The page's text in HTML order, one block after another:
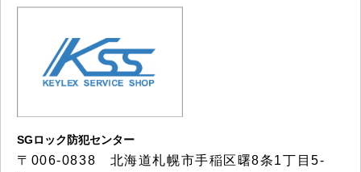
SGロック防犯センター
〒006-0838 北海道札幌市手稲区曙8条1丁目5-